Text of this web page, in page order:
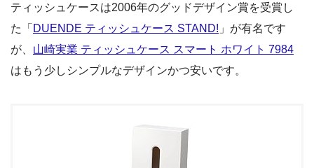
ティッシュケースは2006年のグッドデザイン賞を受賞し
た「 DUENDE ティッシュケース STAND! 」が有名です
が、 山崎実業 ティッシュケース スマート ホワイト 7984
はもう少しシンプルなデザインかつ安いです。